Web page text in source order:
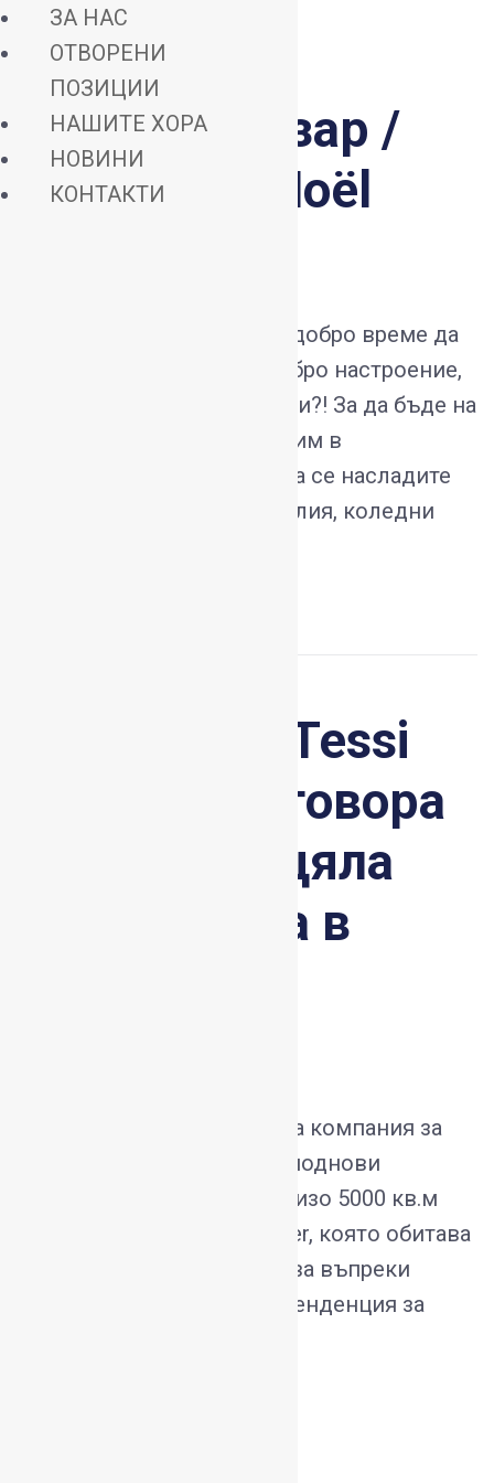
Коледен базар /
Marché de Noël
Петък, 13ти – има ли по-добро време да
разчупим суеверията с добро настроение,
лакомства и топли напитки?! За да бъде на
късмет, елате да се потопим в
празничната атмосфера, да се насладите
на ръчно изработени изделия, коледни
Френската Tessi
поднови договора
за наем на цяла
офис сграда в
В края на 2022 г. френската компания за
обработка на данни Tessi поднови
договора си за наем на близо 5000 кв.м
във Vesmard Business Tower, която обитава
и в момента. Това се случва въпреки
общата постпандемична тенденция за
ЗА НАС
ОТВОРЕНИ
ПОЗИЦИИ
НАШИТЕ ХОРА
НОВИНИ
КОНТАКТИ